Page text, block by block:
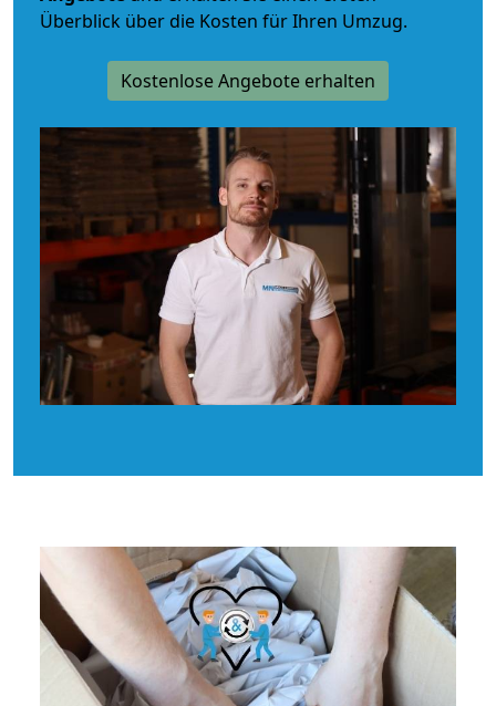
Überblick über die Kosten für Ihren Umzug.
Kostenlose Angebote erhalten